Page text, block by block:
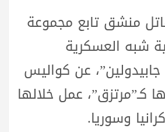
منشق تابع مجموعة
شبه العسكرية
جابيدولين”، عن كواليس
كـ”مرتزق”، عمل خلالها
وسوريا.